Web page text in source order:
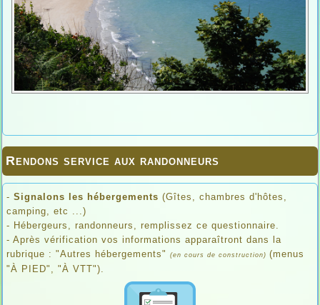
Rendons service aux randonneurs
- Signalons les hébergements (Gîtes, chambres d'hôtes,
camping, etc ...)
- Hébergeurs, randonneurs, remplissez ce questionnaire.
- Après vérification vos informations apparaîtront dans la
rubrique : "Autres hébergements"
(en cours de construction) (menus
"À PIED", "À VTT").